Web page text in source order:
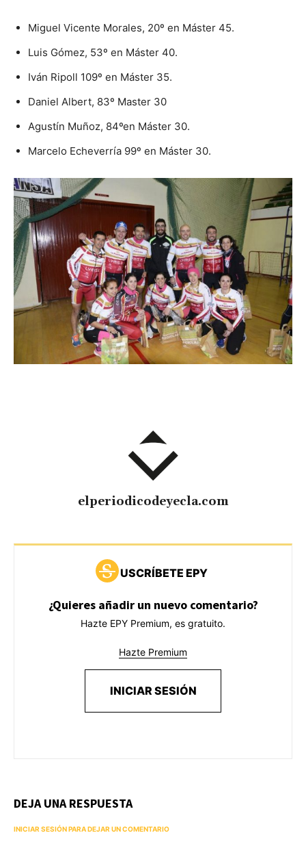
Miguel Vicente Morales, 20º en Máster 45.
Luis Gómez, 53º en Máster 40.
Iván Ripoll 109º en Máster 35.
Daniel Albert, 83º Master 30
Agustín Muñoz, 84ºen Máster 30.
Marcelo Echeverría 99º en Máster 30.
elperiodicodeyecla.com
USCRÍBETE EPY
¿Quieres añadir un nuevo comentario?
Hazte EPY Premium, es gratuito.
Hazte Premium
INICIAR SESIÓN
DEJA UNA RESPUESTA
INICIAR SESIÓN PARA DEJAR UN COMENTARIO